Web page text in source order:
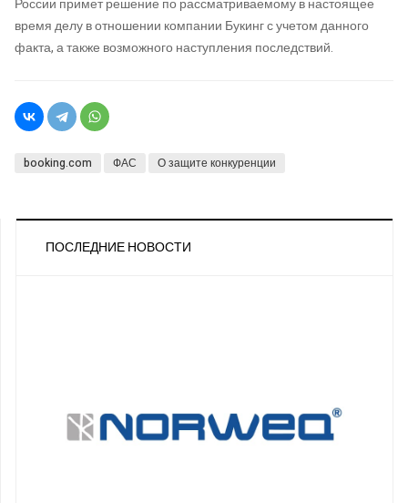
России примет решение по рассматриваемому в настоящее
время делу в отношении компании Букинг с учетом данного
факта, а также возможного наступления последствий.
booking.com ФАС О защите конкуренции
ПОСЛЕДНИЕ НОВОСТИ